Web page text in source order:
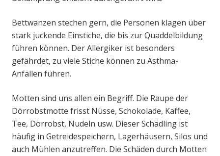
Bettwanzen stechen gern, die Personen klagen über
stark juckende Einstiche, die bis zur Quaddelbildung
führen können. Der Allergiker ist besonders
gefährdet, zu viele Stiche können zu Asthma-
Anfällen führen.
Motten sind uns allen ein Begriff. Die Raupe der
Dörrobstmotte frisst Nüsse, Schokolade, Kaffee,
Tee, Dörrobst, Nudeln usw. Dieser Schädling ist
häufig in Getreidespeichern, Lagerhäusern, Silos und
auch Mühlen anzutreffen. Die Schäden durch Motten